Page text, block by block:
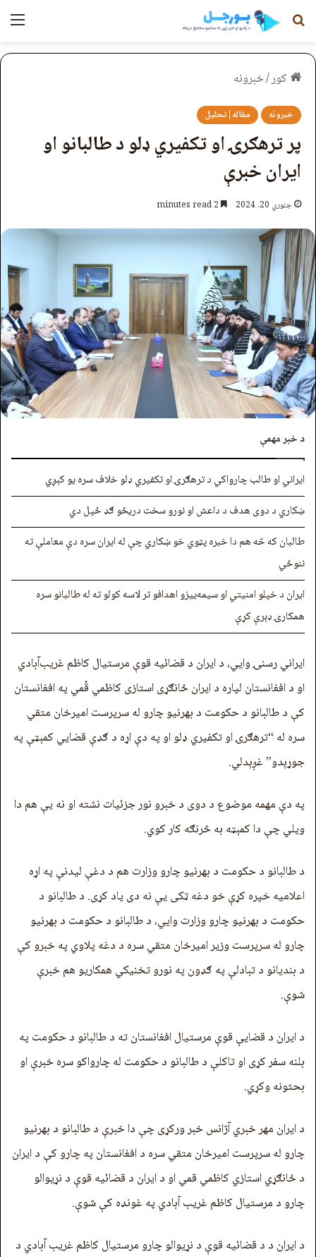
لټون
کور/خبرونه
خبرونه مقاله|تحلیل
پر ترهګرۍ او تکفیري ډلو د طالبانو او
ایران خبرې
جنوري 20, 2024
د خبر مهمې
ایراني او طالب چارواکي د ترهګرۍ او تکفیري ډلو خلاف سره یو کېږي
ښکاري د دوی هدف د داعش او نورو سخت دریځو ګډ ځپل دي
طالبان که څه هم دا خبره پټوي خو ښکاري چې له ایران سره دې معاملې ته
ننوځي
ايران د خپلو امنيتي او سیمه‌يیزو اهدافو تر لاسه کولو ته له طالبانو سره
همکارۍ ډېرې کړې
ایراني رسنۍ وايي، د ایران د قضائيه قوې مرستیال کاظم غریب‌آبادي
او د افغانستان لپاره د ایران ځانګړی استازی کاظمي قُمي په افغانستان
کې د طالبانو د حکومت د بهرنیو چارو له سرپرست امیرخان متقي
سره له “ترهګرۍ او تکفیري ډلو او په دې اړه د ګډې قضايي کمېټې په
جوړېدو” غږېدلي.
په دې مهمه موضوع د دوی د خبرو نور جزئیات نشته او نه يې هم دا
ویلي چې دا کمېټه به څرنګه کار کوي.
د طالبانو د حکومت د بهرنیو چارو وزارت هم د دغې لیدنې په اړه
اعلامیه خپره کړې خو دغه ټکی یې نه دی یاد کړی. د طالبانو د
حکومت د بهرنیو چارو وزارت وايي، د طالبانو د حکومت د بهرنیو
چارو له سرپرست وزیر امیرخان متقي سره د دغه پلاوي په خبرو کې
د بندیانو د تبادلې په ګډون په نورو تخنيکي همکاریو هم خبرې
شوې.
د ایران د قضايې قوې مرستیال افغانستان ته د طالبانو د حکومت په
بلنه سفر کړی او تاکلې د طالبانو د حکومت له چارواکو سره خبرې او
بحثونه وکړي.
د ایران مهر خبري آژانس خبر ورکړی چې دا خبرې د طالبانو د بهرنیو
چارو له سرپرست امیرخان متقي سره د افغانستان په چارو کې د ایران
د ځانګړي استازي کاظمي قمي او د ایران د قضائيه قوې د نړیوالو
چارو د مرستیال کاظم غریب آبادي په غونډه کې شوې.
د ایران د د قضائيه قوې د نړیوالو چارو مرستیال کاظم غریب آبادي د